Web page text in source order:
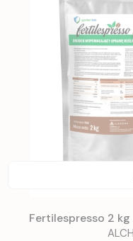
Fertilespresso 2